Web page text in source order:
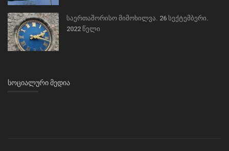
საერთაშორისო მიმოხილვა. 26 სექტემბერი.
2022 წელი
ᲡᲝᲪᲘᲐᲚᲣᲠᲘ ᲛᲔᲓᲘᲐ